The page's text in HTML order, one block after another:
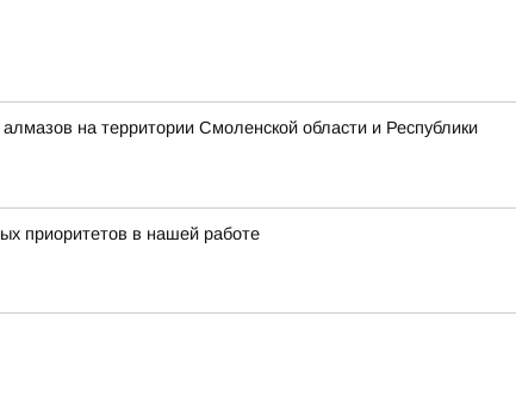
на территории Смоленской области и Республики
приоритетов в нашей работе